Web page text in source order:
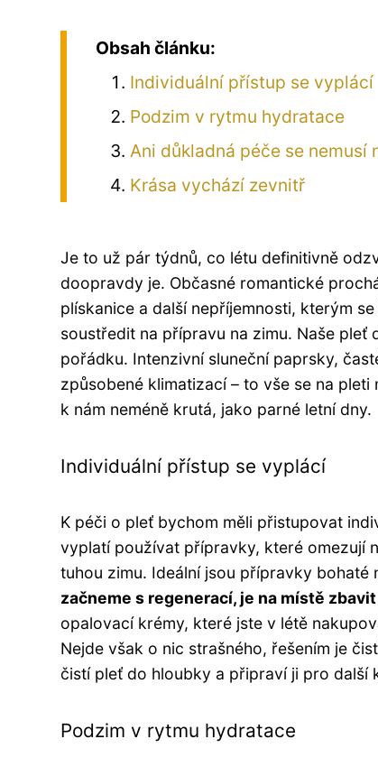
Obsah článku:
Individuální přístup se vyplácí
Podzim v rytmu hydratace
Ani důkladná péče se nemusí
Krása vychází zevnitř
Je to už pár týdnů, co létu definitivně
doopravdy je. Občasné romantické
plískanice a další nepříjemnosti, kterým
soustředit na přípravu na zimu. Naše
pořádku. Intenzivní sluneční paprsky,
způsobené klimatizací – to vše se na
k nám neméně krutá, jako parné letní dny.
Individuální přístup se vyplácí
K péči o pleť bychom měli přistupovat
vyplatí používat přípravky, které omezují
tuhou zimu. Ideální jsou přípravky
začneme s regenerací, je na místě
opalovací krémy, které jste v létě
Nejde však o nic strašného, řešením je
čistí pleť do hloubky a připraví ji pro další
Podzim v rytmu hydratace